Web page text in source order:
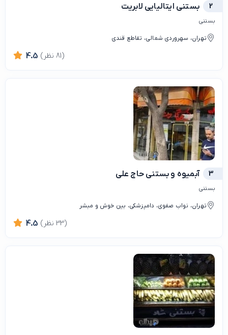
2 بستنی ایتالیایی لابریت
بستنی
تهران، سهروردی شمالی، تقاطع قندی
4.5 (81 نظر)
3 آبمیوه و بستنی حاج علی
بستنی
تهران، نواب صفوی، دامپزشکی، بین خوش و مبشر
4.5 (33 نظر)